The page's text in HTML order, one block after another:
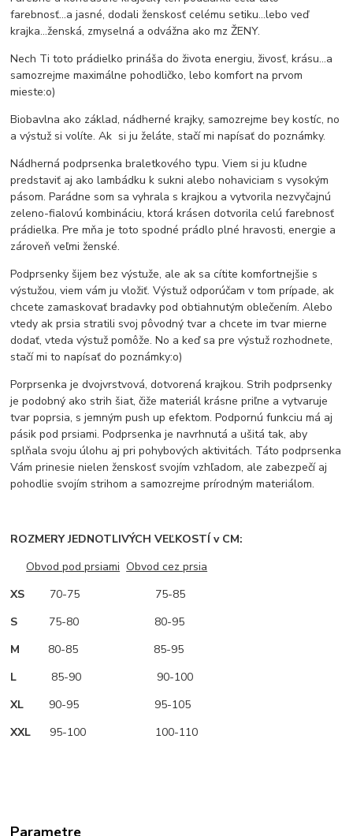
farebnosť...a jasné, dodali ženskosť celému setiku...lebo veď
krajka...ženská, zmyselná a odvážna ako mz ŽENY.
Nech Ti toto prádielko prináša do života energiu, živosť, krásu...a
samozrejme maximálne pohodličko, lebo komfort na prvom
mieste:o)
Biobavlna ako základ, nádherné krajky, samozrejme bey kostíc, no
a výstuž si volíte. Ak si ju želáte, stačí mi napísať do poznámky.
Nádherná podprsenka braletkového typu. Viem si ju kľudne
predstaviť aj ako lambádku k sukni alebo nohaviciam s vysokým
pásom. Parádne som sa vyhrala s krajkou a vytvorila nezvyčajnú
zeleno-fialovú kombináciu, ktorá krásen dotvorila celú farebnosť
prádielka. Pre mňa je toto spodné prádlo plné hravosti, energie a
zároveň veľmi ženské.
Podprsenky šijem bez výstuže, ale ak sa cítite komfortnejšie s
výstužou, viem vám ju vložiť. Výstuž odporúčam v tom prípade, ak
chcete zamaskovať bradavky pod obtiahnutým oblečením. Alebo
vtedy ak prsia stratili svoj pôvodný tvar a chcete im tvar mierne
dodať, vteda výstuž pomôže. No a keď sa pre výstuž rozhodnete,
stačí mi to napísať do poznámky:o)
Porprsenka je dvojvrstvová, dotvorená krajkou. Strih podprsenky
je podobný ako strih šiat, čiže materiál krásne priľne a vytvaruje
tvar poprsia, s jemným push up efektom. Podpornú funkciu má aj
pásik pod prsiami. Podprsenka je navrhnutá a ušitá tak, aby
splňala svoju úlohu aj pri pohybových aktivitách. Táto podprsenka
Vám prinesie nielen ženskosť svojím vzhľadom, ale zabezpečí aj
pohodlie svojím strihom a samozrejme prírodným materiálom.
ROZMERY JEDNOTLIVÝCH VEĽKOSTÍ v CM:
Obvod pod prsiami Obvod cez prsia
XS 70-75 75-85
S 75-80 80-95
M 80-85 85-95
L 85-90 90-100
XL 90-95 95-105
XXL 95-100 100-110
Parametre